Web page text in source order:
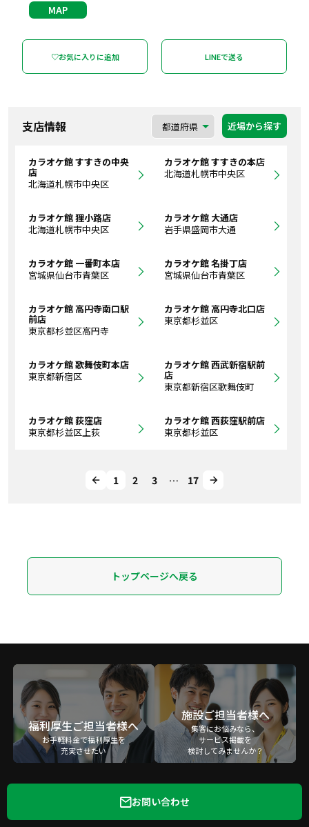
MAP
♡お気に入りに追加 LINEで送る
支店情報 近場から探す
カラオケ館 すすきの中央
店
北海道札幌市中央区
カラオケ館 すすきの本店
北海道札幌市中央区
カラオケ館 狸小路店
北海道札幌市中央区
カラオケ館 大通店
岩手県盛岡市大通
カラオケ館 一番町本店
宮城県仙台市青葉区
カラオケ館 名掛丁店
宮城県仙台市青葉区
カラオケ館 高円寺南口駅
前店
東京都杉並区高円寺
カラオケ館 高円寺北口店
東京都杉並区
カラオケ館 歌舞伎町本店
東京都新宿区
カラオケ館 西武新宿駅前
店
東京都新宿区歌舞伎町
カラオケ館 荻窪店
東京都杉並区上荻
カラオケ館 西荻窪駅前店
東京都杉並区
1 2 3 … 17
トップページへ戻る
福利厚生ご担当者様へ
お手軽料金で福利厚生を
充実させたい
施設ご担当者様へ
集客にお悩みなら、
サービス掲載を
検討してみませんか？
お問い合わせ